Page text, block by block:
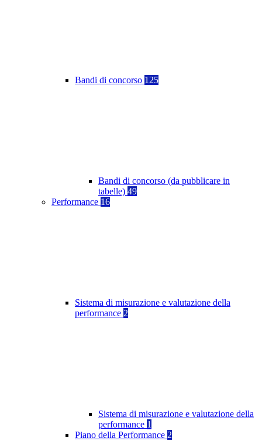
Bandi di concorso 125
Bandi di concorso (da pubblicare in
tabelle) 49
Performance 16
Sistema di misurazione e valutazione della
performance 2
Sistema di misurazione e valutazione della
performance 1
Piano della Performance 2